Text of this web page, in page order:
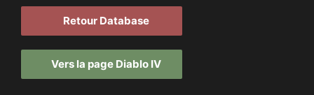
Retour Database
Vers la page Diablo IV